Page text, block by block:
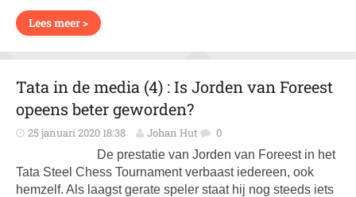
Lees meer >
Tata in de media (4) : Is Jorden van Foreest
opeens beter geworden?
25 januari 2020 18:38 Johan Hut 0
De prestatie van Jorden van Foreest in het
Tata Steel Chess Tournament verbaast iedereen, ook
hemzelf. Als laagst gerate speler staat hij nog steeds iets